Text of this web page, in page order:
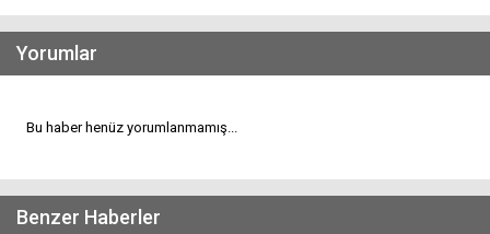
Yorumlar
Bu haber henüz yorumlanmamış...
Benzer Haberler